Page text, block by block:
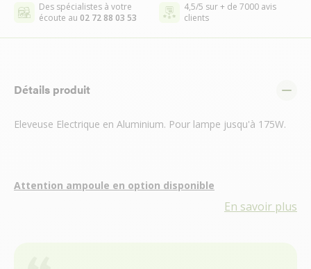
Des spécialistes à votre
écoute au 02 72 88 03 53
4,5/5 sur + de 7000 avis
clients
Détails produit
Eleveuse Electrique en Aluminium. Pour lampe jusqu'à 175W.
Attention ampoule en option disponible
En savoir plus